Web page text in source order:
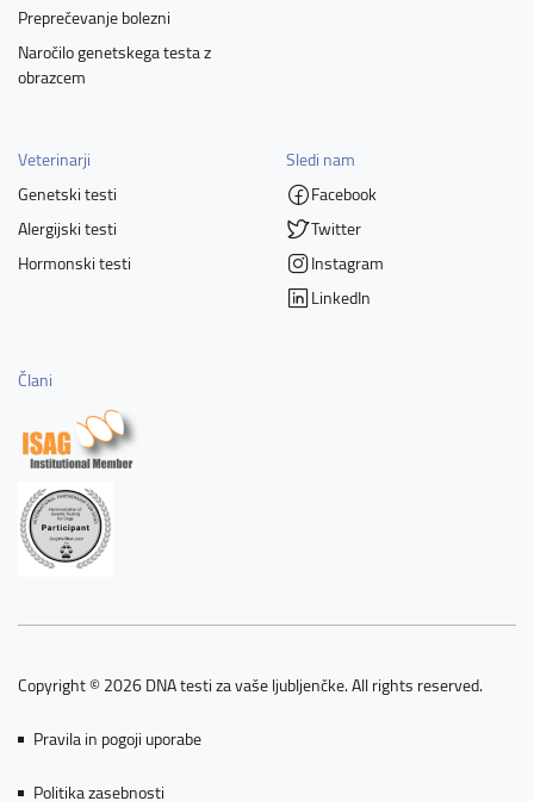
Preprečevanje bolezni
Naročilo genetskega testa z
obrazcem
Veterinarji
Genetski testi
Alergijski testi
Hormonski testi
Sledi nam
Facebook
Twitter
Instagram
LinkedIn
Člani
Copyright © 2026 DNA testi za vaše ljubljenčke. All rights reserved.
Pravila in pogoji uporabe
Politika zasebnosti